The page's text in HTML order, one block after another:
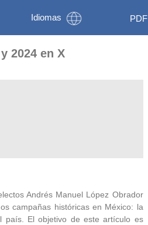
Idiomas PDF
2024 en X
Andrés Manuel López Obrador
campañas históricas en México: la
país. El objetivo de este artículo es